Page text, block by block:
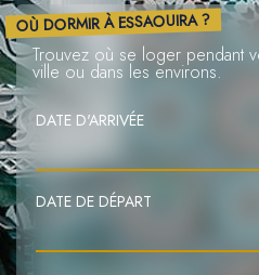
OÙ DORMIR À ESSAOUIRA ?
Trouvez où se loger pendant
ville ou dans les environs.
DATE D'ARRIVÉE
DATE DE DÉPART